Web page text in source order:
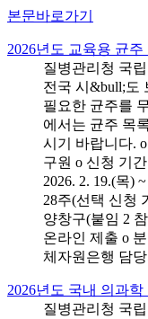
본문바로가기
2026년도 교육용 균주
질병관리청 국
전국 시&bull;도
필요한 균주를
에서는 균주 목
시기 바랍니다.
구원 o 신청 기
2026. 2. 19.(목)
28주(선택 신청
양창구(붙임 2
온라인 제출 o
체자원은행 담
2026년도 국내 의과
질병관리청 국